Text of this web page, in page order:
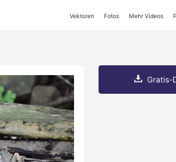
Vektoren Fotos Mehr Videos
Gratis-